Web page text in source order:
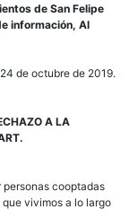
de San Felipe
información, Al
de octubre de 2019.
A LA
cooptadas
vivimos a lo largo